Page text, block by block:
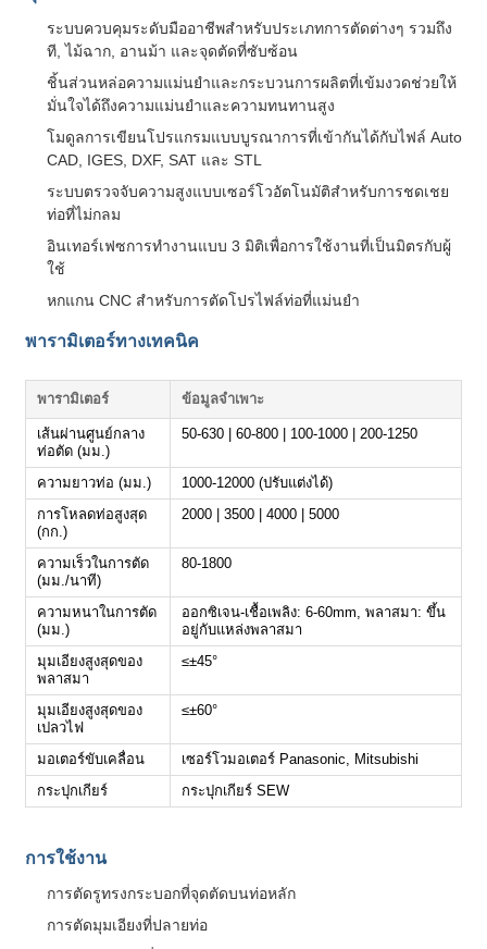
ระบบควบคุมระดับมืออาชีพสำหรับประเภทการตัดต่างๆ รวมถึง
ที, ไม้ฉาก, อานม้า และจุดตัดที่ซับซ้อน
ชิ้นส่วนหล่อความแม่นยำและกระบวนการผลิตที่เข้มงวดช่วยให้
มั่นใจได้ถึงความแม่นยำและความทนทานสูง
โมดูลการเขียนโปรแกรมแบบบูรณาการที่เข้ากันได้กับไฟล์ Auto
CAD, IGES, DXF, SAT และ STL
ระบบตรวจจับความสูงแบบเซอร์โวอัตโนมัติสำหรับการชดเชย
ท่อที่ไม่กลม
อินเทอร์เฟซการทำงานแบบ 3 มิติเพื่อการใช้งานที่เป็นมิตรกับผู้
ใช้
หกแกน CNC สำหรับการตัดโปรไฟล์ท่อที่แม่นยำ
พารามิเตอร์ทางเทคนิค
พารามิเตอร์ ข้อมูลจำเพาะ
เส้นผ่านศูนย์กลาง
ท่อตัด (มม.)
50-630 | 60-800 | 100-1000 | 200-1250
ความยาวท่อ (มม.)
1000-12000 (ปรับแต่งได้)
การโหลดท่อสูงสุด
(กก.)
2000 | 3500 | 4000 | 5000
ความเร็วในการตัด
(มม./นาที)
80-1800
ความหนาในการตัด
(มม.)
ออกซิเจน-เชื้อเพลิง: 6-60mm, พลาสมา: ขึ้น
อยู่กับแหล่งพลาสมา
มุมเอียงสูงสุดของ
พลาสมา
≤±45°
มุมเอียงสูงสุดของ
เปลวไฟ
≤±60°
มอเตอร์ขับเคลื่อน
เซอร์โวมอเตอร์ Panasonic, Mitsubishi
กระปุกเกียร์
กระปุกเกียร์ SEW
การใช้งาน
การตัดรูทรงกระบอกที่จุดตัดบนท่อหลัก
การตัดมุมเอียงที่ปลายท่อ